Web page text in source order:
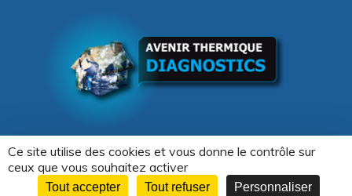
Copyright © 2026 -Avenir Thermique & Diagnostics
Ce site utilise des cookies et vous donne le contrôle sur
ceux que vous souhaitez activer
Tout accepter Tout refuser Personnaliser